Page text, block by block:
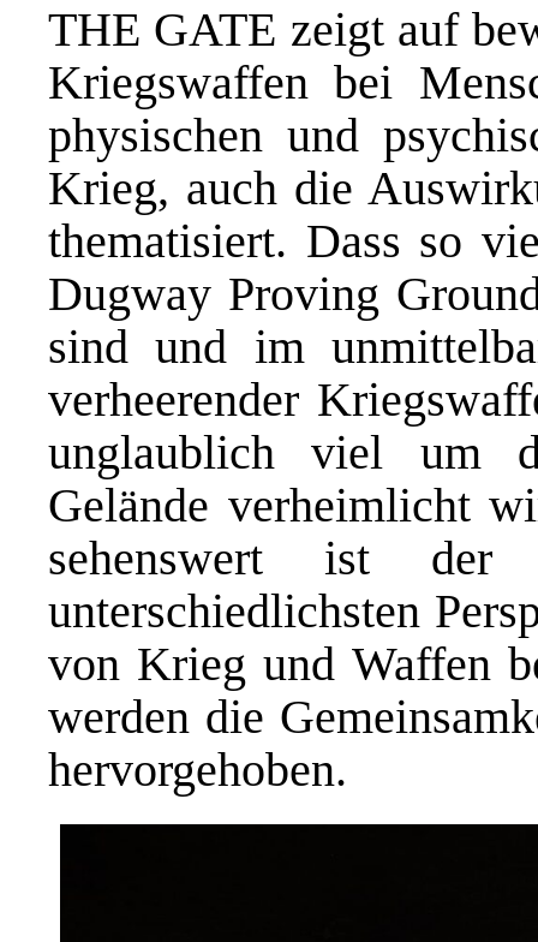
THE GATE zeigt auf
Kriegswaffen bei
physischen und
Krieg, auch die
thematisiert. Dass so
Dugway Proving
sind und im
verheerender
unglaublich viel um
Gelände verheimlicht
sehenswert ist
unterschiedlichsten
von Krieg und Waffen
werden die
hervorgehoben.